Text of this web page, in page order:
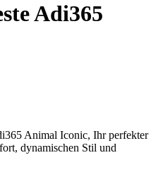
Adi365
Animal Iconic, Ihr perfekter
dynamischen Stil und